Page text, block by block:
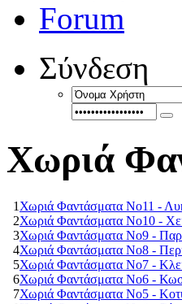
Forum
Σύνδεση
Χωριά
1 Χωριά Φαντάσματα Νο11 -
2Χωριά Φαντάσματα Νο10 -
3Χωριά Φαντάσματα Νο9 -
4Χωριά Φαντάσματα Νο8 -
5Χωριά Φαντάσματα Νο7 -
6Χωριά Φαντάσματα Νο6 -
7Χωριά Φαντάσματα Νο5 -